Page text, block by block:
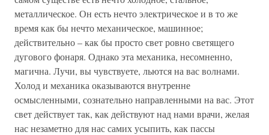
металлическое. Он есть нечто электрическое и в то же
время как бы нечто механическое, машинное;
действительно – как бы просто свет ровно светящего
дугового фонаря. Однако эта механика, несомненно,
магична. Лучи, вы чувствуете, льются на вас волнами.
Холод и механика оказываются внутренне
осмысленными, сознательно направленными на вас. Этот
свет действует так, как действуют над нами врачи, желая
нас незаметно для нас самих усыпить, как пассы